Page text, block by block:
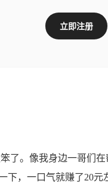
立即注册
了。像我身边一哥们在
下，一口气就赚了20元